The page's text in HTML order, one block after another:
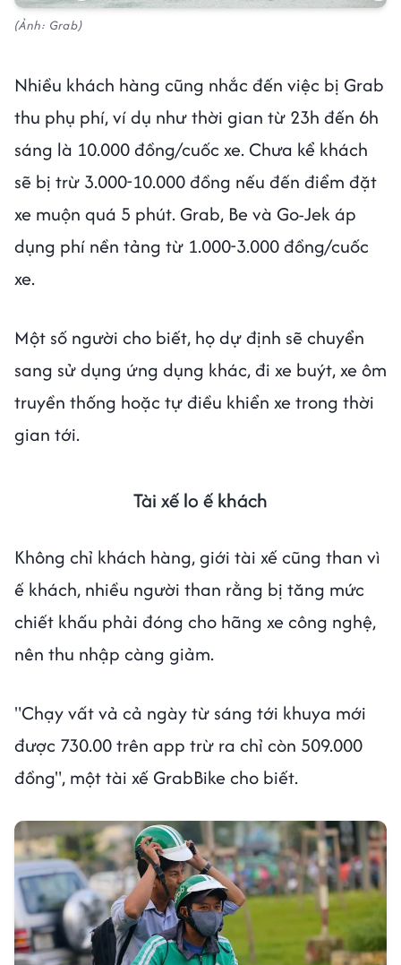
(Ảnh: Grab)
Nhiều khách hàng cũng nhắc đến việc bị Grab
thu phụ phí, ví dụ như thời gian từ 23h đến 6h
sáng là 10.000 đồng/cuốc xe. Chưa kể khách
sẽ bị trừ 3.000-10.000 đồng nếu đến điểm đặt
xe muộn quá 5 phút. Grab, Be và Go-Jek áp
dụng phí nền tảng từ 1.000-3.000 đồng/cuốc
xe.
Một số người cho biết, họ dự định sẽ chuyển
sang sử dụng ứng dụng khác, đi xe buýt, xe ôm
truyền thống hoặc tự điều khiển xe trong thời
gian tới.
Tài xế lo ế khách
Không chỉ khách hàng, giới tài xế cũng than vì
ế khách, nhiều người than rằng bị tăng mức
chiết khấu phải đóng cho hãng xe công nghệ,
nên thu nhập càng giảm.
"Chạy vất vả cả ngày từ sáng tới khuya mới
được 730.00 trên app trừ ra chỉ còn 509.000
đồng", một tài xế GrabBike cho biết.